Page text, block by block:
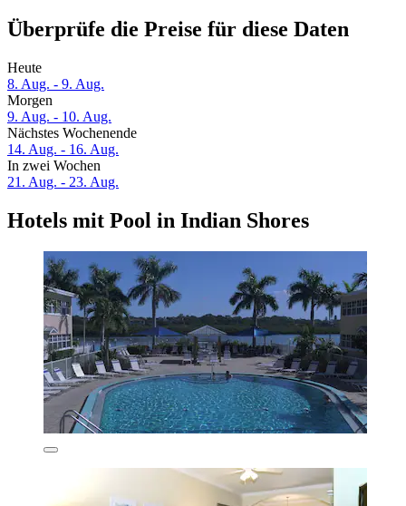
Überprüfe die Preise für diese Daten
Heute
8. Aug. - 9. Aug.
Morgen
9. Aug. - 10. Aug.
Nächstes Wochenende
14. Aug. - 16. Aug.
In zwei Wochen
21. Aug. - 23. Aug.
Hotels mit Pool in Indian Shores